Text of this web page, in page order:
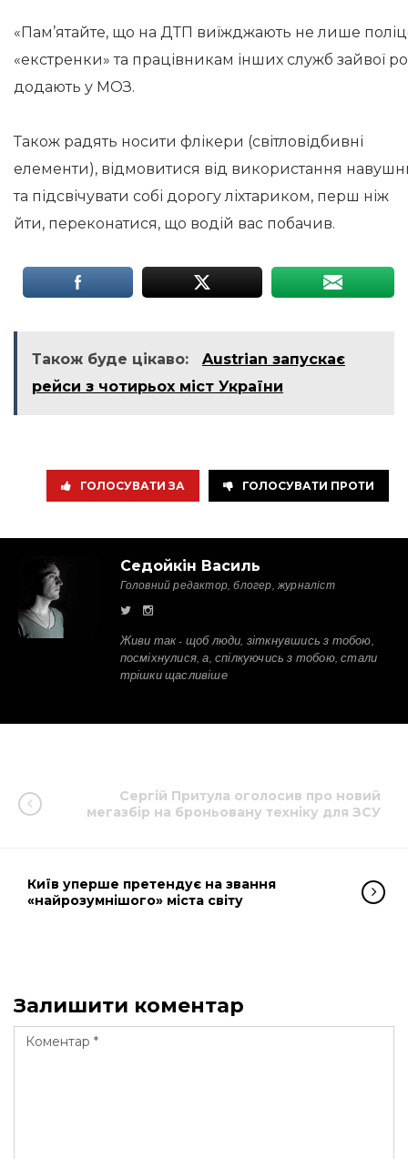
«Пам’ятайте, що на ДТП виїжджають не лише
«екстренки» та працівникам інших служб зайвої
додають у МОЗ.
Також радять носити флікери (світловідбивні
елементи), відмовитися від використання
та підсвічувати собі дорогу ліхтариком, перш ніж
йти, переконатися, що водій вас побачив.
Також буде цікаво:
Austrian запускає
рейси з чотирьох міст України
ГОЛОСУВАТИ ЗА ГОЛОСУВАТИ ПРОТИ
Седойкін Василь
Головний редактор, блогер, журналіст
Живи так - щоб люди, зіткнувшись з тобою,
посміхнулися, а, спілкуючись з тобою, стали
трішки щасливіше
Сергій Притула оголосив про новий
мегазбір на броньовану техніку для ЗСУ
Київ уперше претендує на звання
«найрозумнішого» міста світу
Залишити коментар